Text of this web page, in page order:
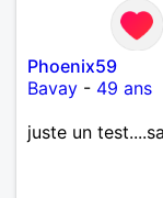
d’apprendre à
ravi….A très
Phoenix59
Bavay - 49 ans
juste un